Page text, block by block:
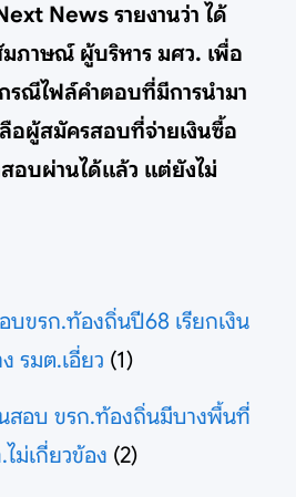
News รายงานว่า ได้
ภาษณ์ ผู้บริหาร มศว. เพื่อ
รณีไฟล์คำตอบที่มีการนำมา
อผู้สมัครสอบที่จ่ายเงินซื้อ
อบผ่านได้แล้ว แต่ยังไม่
บขรก.ท้องถิ่นปี68 เรียกเงิน
รมต.เอี่ยว (1)
นสอบ ขรก.ท้องถิ่นมีบางพื้นที่
ม่เกี่ยวข้อง (2)